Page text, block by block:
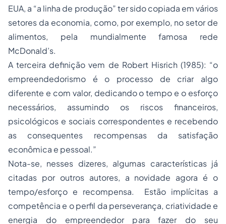
EUA, a “a linha de produção” ter sido copiada em vários
setores da economia, como, por exemplo, no setor de
alimentos, pela mundialmente famosa rede
McDonald’s.
A terceira definição vem de Robert Hisrich (1985): “o
empreendedorismo é o processo de criar algo
diferente e com valor, dedicando o tempo e o esforço
necessários, assumindo os riscos financeiros,
psicológicos e sociais correspondentes e recebendo
as consequentes recompensas da satisfação
econômica e pessoal.”
Nota-se, nesses dizeres, algumas características já
citadas por outros autores, a novidade agora é o
tempo/esforço e recompensa. Estão implícitas a
competência e o perfil da perseverança, criatividade e
energia do empreendedor para fazer do seu